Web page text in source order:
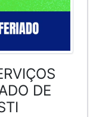
DE